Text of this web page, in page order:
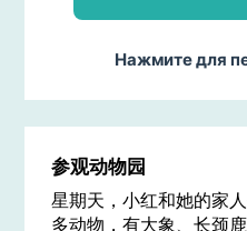
Нажмите для
参观动物园
星期天，小红和她的家
多动物，有大象、长颈